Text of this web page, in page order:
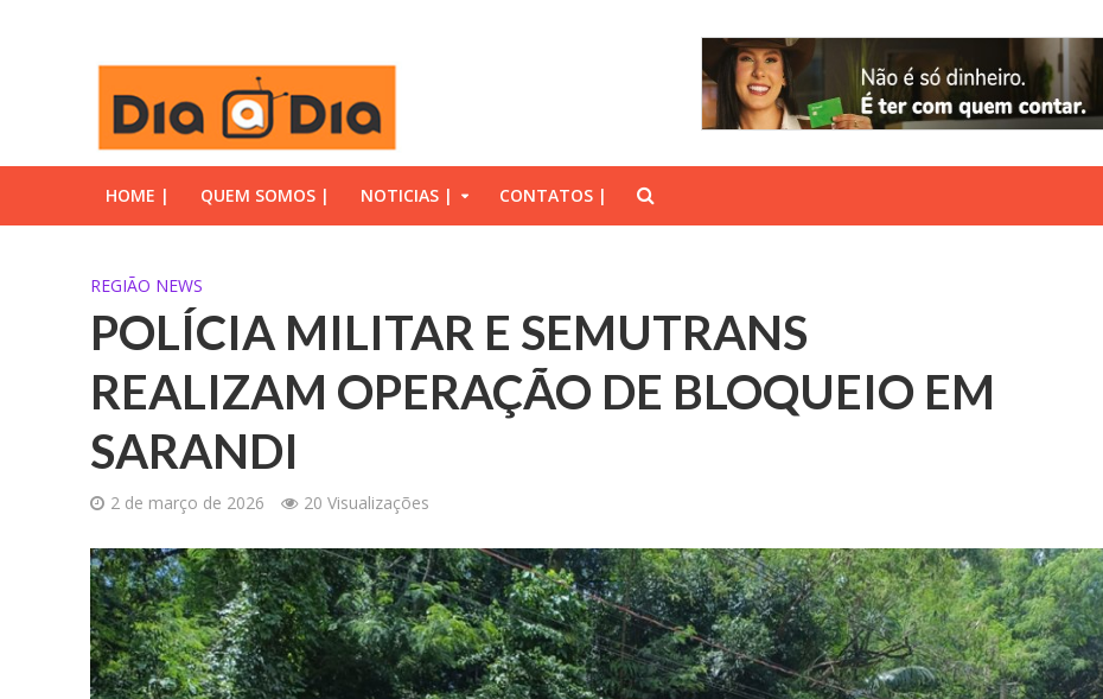
HOME | QUEM SOMOS | NOTICIAS | CONTATOS |
REGIÃO NEWS
POLÍCIA MILITAR E SEMUTRANS
REALIZAM OPERAÇÃO DE BLOQUEIO EM
SARANDI
2 de março de 2026 20 Visualizações